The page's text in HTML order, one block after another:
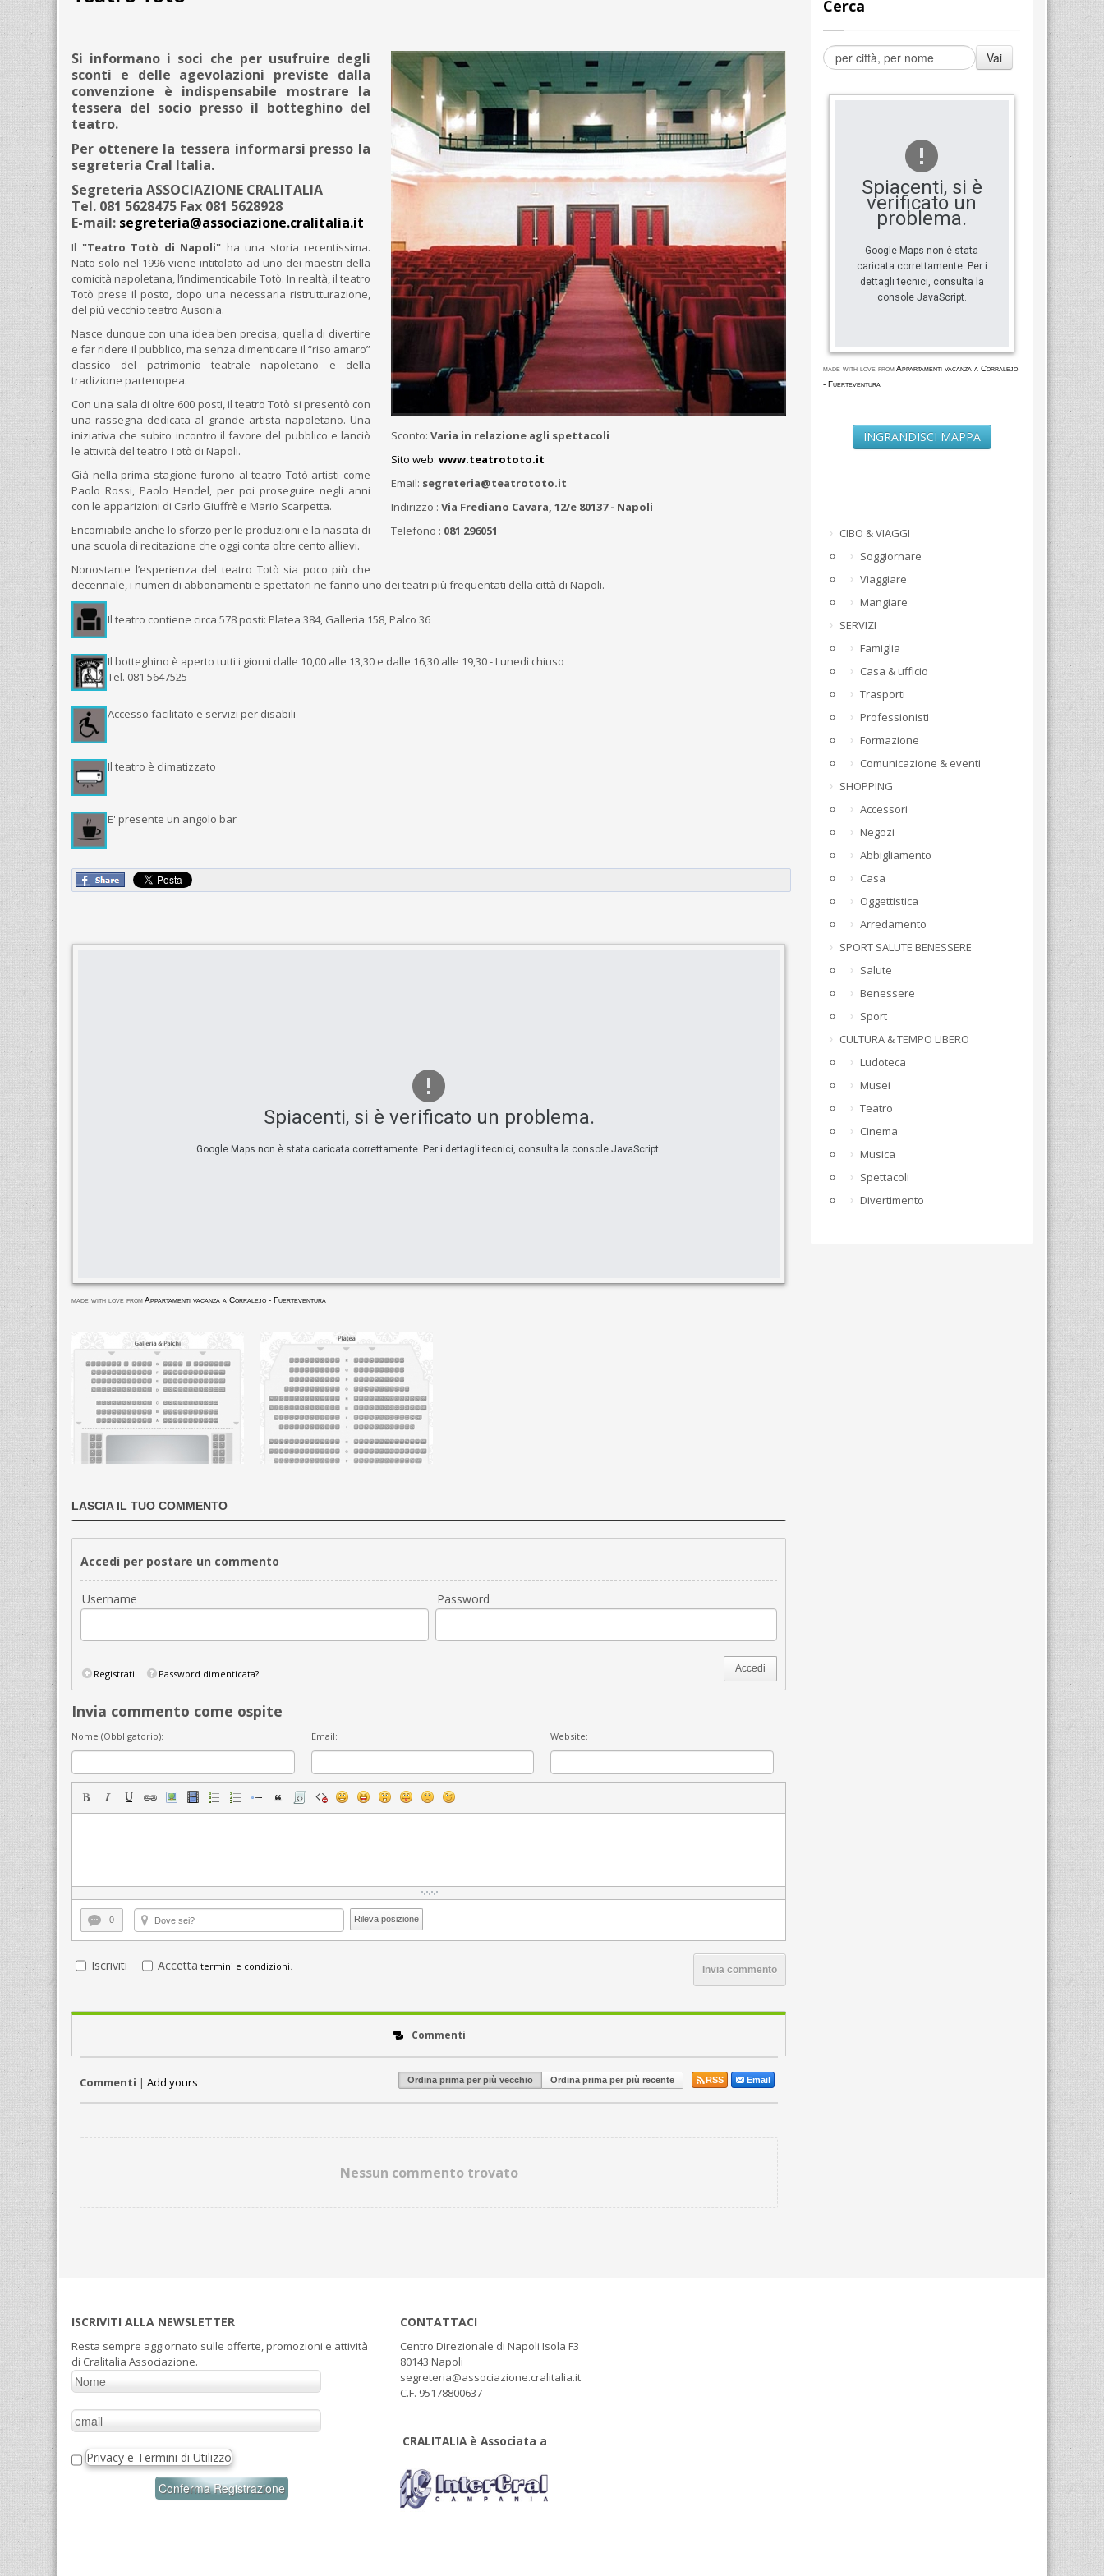
Sconto: Varia in relazione agli spettacoli
Sito web: www.teatrototo.it
Email: segreteria@teatrototo.it
Indirizzo : Via Frediano Cavara, 12/e 80137 - Napoli
Telefono : 081 296051
Si informano i soci che per usufruire degli
sconti e delle agevolazioni previste dalla
convenzione è indispensabile mostrare la
tessera del socio presso il botteghino del
teatro.
Per ottenere la tessera informarsi presso la
segreteria Cral Italia.
Segreteria ASSOCIAZIONE CRALITALIA
Tel. 081 5628475 Fax 081 5628928
E-mail: segreteria@associazione.cralitalia.it
Il "Teatro Totò di Napoli" ha una storia recentissima.
Nato solo nel 1996 viene intitolato ad uno dei maestri della
comicità napoletana, l’indimenticabile Totò. In realtà, il teatro
Totò prese il posto, dopo una necessaria ristrutturazione,
del più vecchio teatro Ausonia.
Nasce dunque con una idea ben precisa, quella di divertire
e far ridere il pubblico, ma senza dimenticare il “riso amaro”
classico del patrimonio teatrale napoletano e della
tradizione partenopea.
Con una sala di oltre 600 posti, il teatro Totò si presentò con
una rassegna dedicata al grande artista napoletano. Una
iniziativa che subito incontro il favore del pubblico e lanciò
le attività del teatro Totò di Napoli.
Già nella prima stagione furono al teatro Totò artisti come
Paolo Rossi, Paolo Hendel, per poi proseguire negli anni
con le apparizioni di Carlo Giuffrè e Mario Scarpetta.
Encomiabile anche lo sforzo per le produzioni e la nascita di
una scuola di recitazione che oggi conta oltre cento allievi.
Nonostante l’esperienza del teatro Totò sia poco più che
decennale, i numeri di abbonamenti e spettatori ne fanno uno dei teatri più frequentati della città di Napoli.
Il teatro contiene circa 578 posti: Platea 384, Galleria 158, Palco 36
Il botteghino è aperto tutti i giorni dalle 10,00 alle 13,30 e dalle 16,30 alle 19,30 - Lunedì chiuso
Tel. 081 5647525
Accesso facilitato e servizi per disabili
Il teatro è climatizzato
E' presente un angolo bar
Spiacenti, si è verificato un problema.
Google Maps non è stata caricata correttamente. Per i dettagli tecnici, consulta la console JavaScript.
made with love fromAppartamenti vacanza a Corralejo - Fuerteventura
LASCIA IL TUO COMMENTO
Accedi per postare un commento
Username Password
Accedi
Registrati Password dimenticata?
Invia commento come ospite
Nome (Obbligatorio): Email: Website:
0 Rileva posizione
Invia commento
Iscriviti Accetta termini e condizioni.
Commenti
Commenti | Add yours Ordina prima per più vecchio Ordina prima per più recente Email
RSS
Nessun commento trovato
Cerca
Spiacenti, si è
verificato un
problema.
Google Maps non è stata
caricata correttamente. Per i
dettagli tecnici, consulta la
console JavaScript.
made with love fromAppartamenti vacanza a Corralejo
- Fuerteventura
INGRANDISCI MAPPA
CIBO & VIAGGI
Soggiornare
Viaggiare
Mangiare
SERVIZI
Famiglia
Casa & ufficio
Trasporti
Professionisti
Formazione
Comunicazione & eventi
SHOPPING
Accessori
Negozi
Abbigliamento
Casa
Oggettistica
Arredamento
SPORT SALUTE BENESSERE
Salute
Benessere
Sport
CULTURA & TEMPO LIBERO
Ludoteca
Musei
Teatro
Cinema
Musica
Spettacoli
Divertimento
ISCRIVITI ALLA NEWSLETTER
Resta sempre aggiornato sulle offerte, promozioni e attività
di Cralitalia Associazione.
Privacy e Termini di Utilizzo
CONTATTACI
Centro Direzionale di Napoli Isola F3
80143 Napoli
segreteria@associazione.cralitalia.it
C.F. 95178800637
CRALITALIA è Associata a